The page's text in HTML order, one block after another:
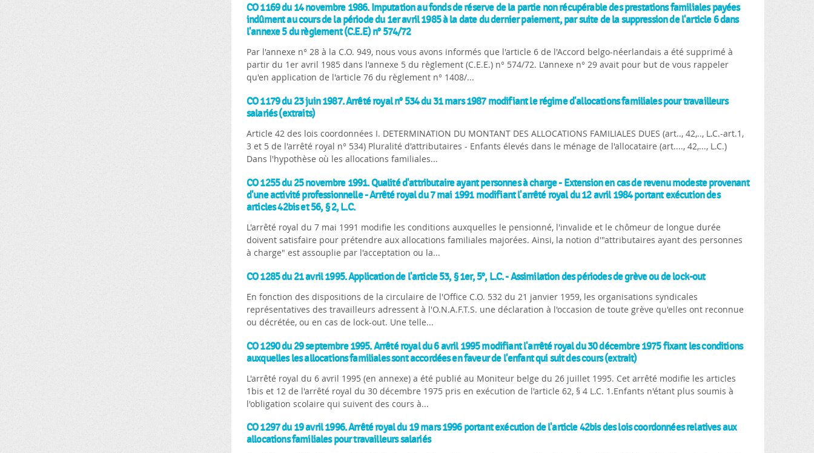
CO 1169 du 14 novembre 1986. Imputation au fonds de réserve de la partie non récupérable des prestations familiales payées
indûment au cours de la période du 1er avril 1985 à la date du dernier paiement, par suite de la suppression de l'article 6 dans
l'annexe 5 du règlement (C.E.E) n° 574/72
Par l'annexe n° 28 à la C.O. 949, nous vous avons informés que l'article 6 de l'Accord belgo-néerlandais a été supprimé à
partir du 1er avril 1985 dans l'annexe 5 du règlement (C.E.E.) n° 574/72. L'annexe n° 29 avait pour but de vous rappeler
qu'en application de l'article 76 du règlement n° 1408/...
CO 1179 du 23 juin 1987. Arrêté royal n° 534 du 31 mars 1987 modifiant le régime d'allocations familiales pour travailleurs
salariés (extraits)
Article 42 des lois coordonnées I. DETERMINATION DU MONTANT DES ALLOCATIONS FAMILIALES DUES (art.., 42,.., L.C.-art.1,
3 et 5 de l'arrêté royal n° 534) Pluralité d'attributaires - Enfants élevés dans le ménage de l'allocataire (art...., 42,..., L.C.)
Dans l'hypothèse où les allocations familiales...
CO 1255 du 25 novembre 1991. Qualité d'attributaire ayant personnes à charge - Extension en cas de revenu modeste provenant
d'une activité professionnelle - Arrêté royal du 7 mai 1991 modifiant l'arrêté royal du 12 avril 1984 portant exécution des
articles 42bis et 56, § 2, L.C.
L'arrêté royal du 7 mai 1991 modifie les conditions auxquelles le pensionné, l'invalide et le chômeur de longue durée
doivent satisfaire pour prétendre aux allocations familiales majorées. Ainsi, la notion d'"attributaires ayant des personnes
à charge" est assouplie par l'acceptation ou la...
CO 1285 du 21 avril 1995. Application de l'article 53, § 1er, 5°, L.C. - Assimilation des périodes de grève ou de lock-out
En fonction des dispositions de la circulaire de l'Office C.O. 532 du 21 janvier 1959, les organisations syndicales
représentatives des travailleurs adressent à l'O.N.A.F.T.S. une déclaration à l'occasion de toute grève qu'elles ont reconnue
ou décrétée, ou en cas de lock-out. Une telle...
CO 1290 du 29 septembre 1995. Arrêté royal du 6 avril 1995 modifiant l'arrêté royal du 30 décembre 1975 fixant les conditions
auxquelles les allocations familiales sont accordées en faveur de l'enfant qui suit des cours (extrait)
L'arrêté royal du 6 avril 1995 (en annexe) a été publié au Moniteur belge du 26 juillet 1995. Cet arrêté modifie les articles
1bis et 12 de l'arrêté royal du 30 décembre 1975 pris en exécution de l'article 62, § 4 L.C. 1.Enfants n'étant plus soumis à
l'obligation scolaire qui suivent des cours à...
CO 1297 du 19 avril 1996. Arrêté royal du 19 mars 1996 portant exécution de l'article 42bis des lois coordonnées relatives aux
allocations familiales pour travailleurs salariés